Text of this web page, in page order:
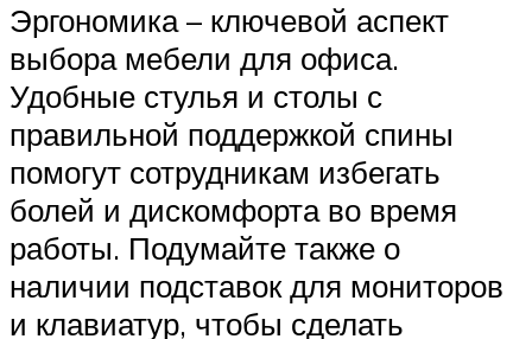
Эргономика – ключевой аспект
выбора мебели для офиса.
Удобные стулья и столы с
правильной поддержкой спины
помогут сотрудникам избегать
болей и дискомфорта во время
работы. Подумайте также о
наличии подставок для мониторов
и клавиатур, чтобы сделать